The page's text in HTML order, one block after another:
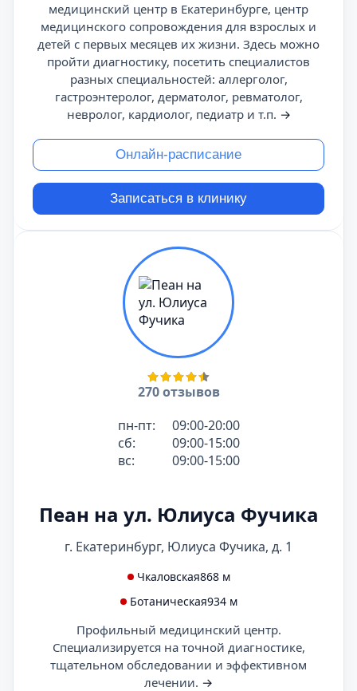
медицинский центр в Екатеринбурге, центр
медицинского сопровождения для взрослых и
детей с первых месяцев их жизни. Здесь можно
пройти диагностику, посетить специалистов
разных специальностей: аллерголог,
гастроэнтеролог, дерматолог, ревматолог,
невролог, кардиолог, педиатр и т.п. →
Онлайн-расписание
Записаться в клинику
270 отзывов
пн-пт:
09:00-20:00
сб:
09:00-15:00
вс:
09:00-15:00
Пеан на ул. Юлиуса Фучика
г. Екатеринбург, Юлиуса Фучика, д. 1
Чкаловская868 м
Ботаническая934 м
Профильный медицинский центр.
Специализируется на точной диагностике,
тщательном обследовании и эффективном
лечении. →